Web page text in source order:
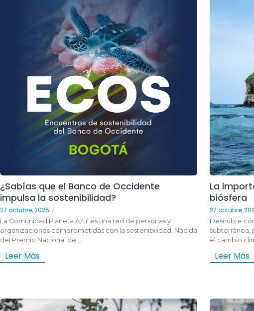
¿Sabías que el Banco de Occidente
impulsa la sostenibilidad?
27 octubre, 2025 /
La Comunidad Planeta Azul es una red de personas y
organizaciones comprometidas con la sostenibilidad. Nacida
del Premio Nacional de...
Leer Más
La
biósfera
27 octubre,
Descubre
subterránea,
el cambio
Leer Más